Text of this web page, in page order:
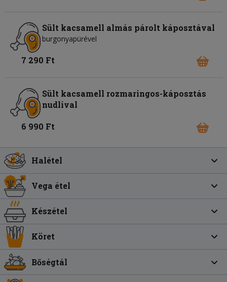
Sült kacsamell almás párolt káposztával
burgonyapürével
7 290 Ft
Sült kacsamell rozmaringos-káposztás
nudlival
6 990 Ft
Halétel
Vega étel
Készétel
Köret
Bőségtál